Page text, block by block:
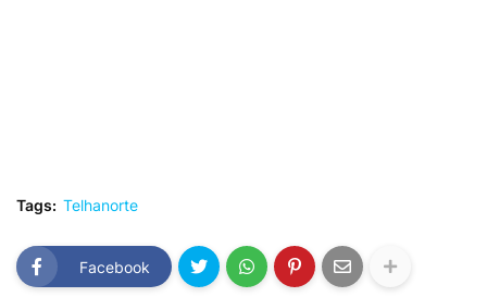
Tags: Telhanorte
Facebook